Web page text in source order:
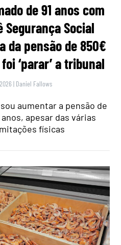
de 91 anos com
Social
da pensão de 850€
‘parar’ a tribunal
| Daniel Fallows
aumentar a pensão de
apesar das várias
físicas